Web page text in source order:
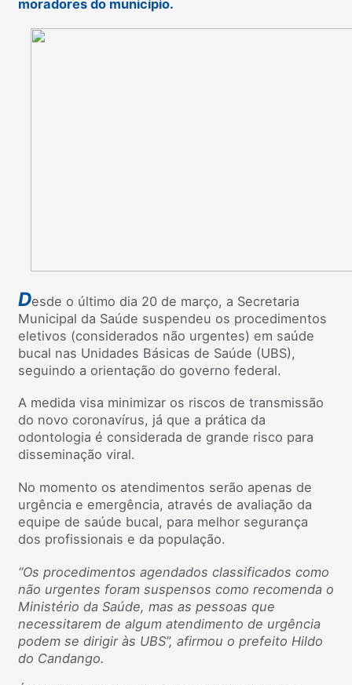
moradores do município.
Desde o último dia 20 de março, a Secretaria
Municipal da Saúde suspendeu os procedimentos
eletivos (considerados não urgentes) em saúde
bucal nas Unidades Básicas de Saúde (UBS),
seguindo a orientação do governo federal.
A medida visa minimizar os riscos de transmissão
do novo coronavírus, já que a prática da
odontologia é considerada de grande risco para
disseminação viral.
No momento os atendimentos serão apenas de
urgência e emergência, através de avaliação da
equipe de saúde bucal, para melhor segurança
dos profissionais e da população.
“Os procedimentos agendados classificados como
não urgentes foram suspensos como recomenda o
Ministério da Saúde, mas as pessoas que
necessitarem de algum atendimento de urgência
podem se dirigir às UBS”, afirmou o prefeito Hildo
do Candango.